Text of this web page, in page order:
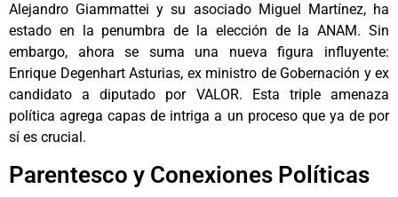
Alejandro Giammattei y su asociado Miguel Martínez, ha
estado en la penumbra de la elección de la ANAM. Sin
embargo, ahora se suma una nueva figura influyente:
Enrique Degenhart Asturias, ex ministro de Gobernación y ex
candidato a diputado por VALOR. Esta triple amenaza
política agrega capas de intriga a un proceso que ya de por
sí es crucial.
Parentesco y Conexiones Políticas